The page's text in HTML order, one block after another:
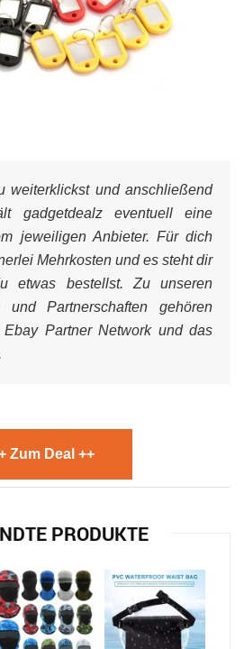
weiterklickst und anschließend
gadgetdealz eventuell eine
jeweiligen Anbieter. Für dich
Mehrkosten und es steht dir
etwas bestellst. Zu unseren
und Partnerschaften gehören
Partner Network und das
Zum Deal ++
PRODUKTE